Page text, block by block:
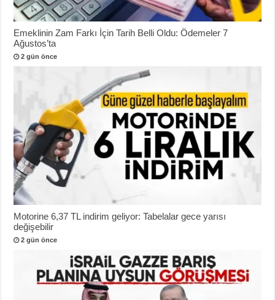
Emeklinin Zam Farkı İçin Tarih Belli Oldu: Ödemeler 7
Ağustos’ta
2 gün önce
Motorine 6,37 TL indirim geliyor: Tabelalar gece yarısı
değişebilir
2 gün önce